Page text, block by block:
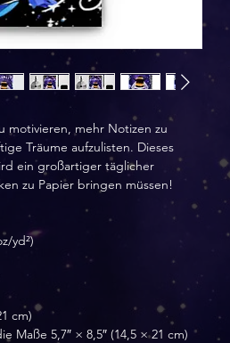
motivieren, mehr Notizen zu
Träume aufzulisten. Dieses
ein großartiger täglicher
zu Papier bringen müssen!
yd²)
cm)
5,7″ × 8,5″ (14,5 × 21 cm)